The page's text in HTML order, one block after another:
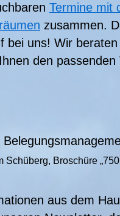
Termine mit
zusammen.
bei uns! Wir
den
Schüberg, Broschüre
aus dem